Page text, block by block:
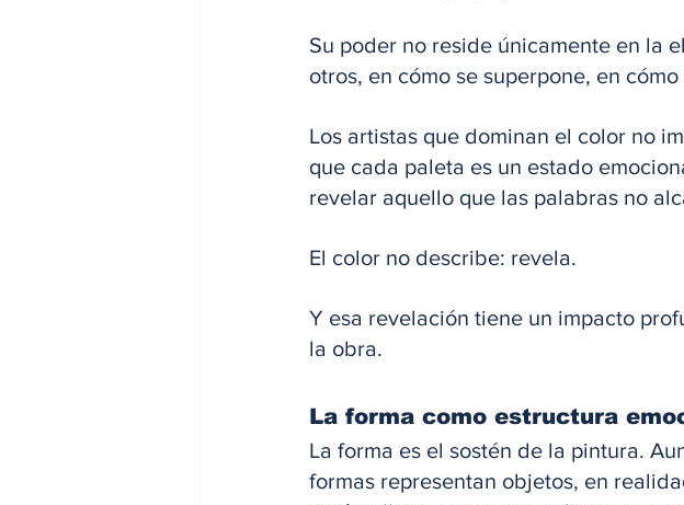
Su poder no reside únicamente en la
otros, en cómo se superpone, en
Los artistas que dominan el color no
que cada paleta es un estado
revelar aquello que las palabras no
El color no describe: revela.
Y esa revelación tiene un impacto
la obra.
La forma como estructura
La forma es el sostén de la pintura.
formas representan objetos, en